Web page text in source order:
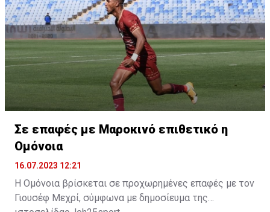
της ομάδας.
Σε επαφές με Μαροκινό επιθετικό η
Ομόνοια
16.07.2023 12:21
Η Ομόνοια βρίσκεται σε προχωρημένες επαφές με τον
Γιουσέφ Μεχρί, σύμφωνα με δημοσίευμα της